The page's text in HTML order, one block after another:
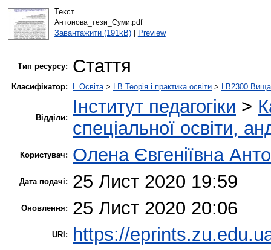
Текст
Антонова_тези_Суми.pdf
Завантажити (191kB)| Preview
Тип ресурсу: Стаття
Класифікатор: L Освіта> LB Теорія і практика освіти > LB2300 Вища
Відділи:
Інститут педагогіки >
спеціальної освіти,
Користувач: Олена Євгеніївна
Дата подачі: 25 Лист 2020 19:59
Оновлення: 25 Лист 2020 20:06
URI: https://